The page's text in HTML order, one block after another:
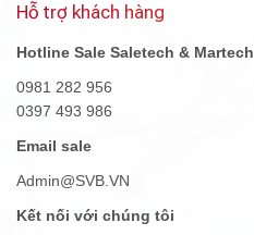
Hỗ trợ khách hàng
Hotline Sale Saletech & Martech
0981 282 956
0397 493 986
Email sale
Admin@SVB.VN
Kết nối với chúng tôi